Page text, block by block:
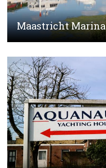
Maastricht Marina